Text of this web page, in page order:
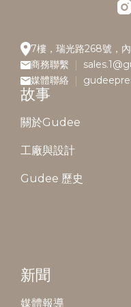
7樓，瑞光路268號，
商務聯繫
媒體聯絡
故事
關於Gudee
工廠與設計
Gudee 歷史
新聞
媒體報導